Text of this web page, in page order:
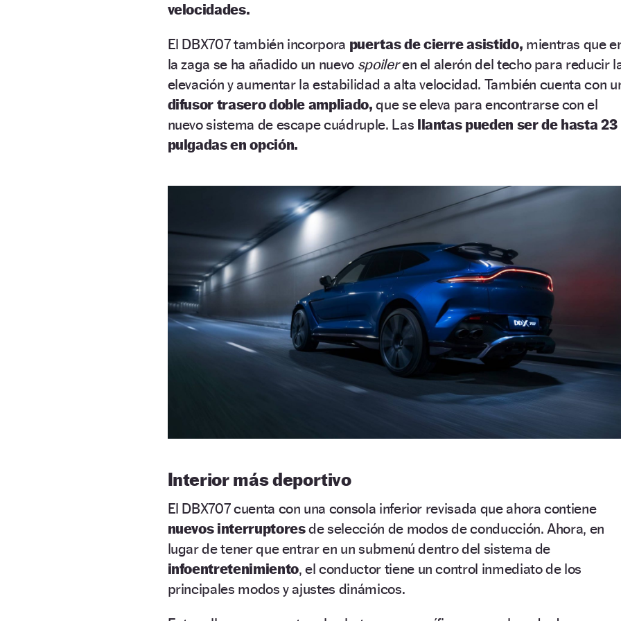
velocidades.
El DBX707 también incorpora puertas de cierre asistido, mientras que
la zaga se ha añadido un nuevo spoileren el alerón del techo para reducir
elevación y aumentar la estabilidad a alta velocidad. También cuenta con
difusor trasero doble ampliado, que se eleva para encontrarse con el
nuevo sistema de escape cuádruple. Las llantas pueden ser de hasta 23
pulgadas en opción.
Interior más deportivo
El DBX707 cuenta con una consola inferior revisada que ahora contiene
nuevos interruptoresde selección de modos de conducción. Ahora, en
lugar de tener que entrar en un submenú dentro del sistema de
infoentretenimiento, el conductor tiene un control inmediato de los
principales modos y ajustes dinámicos.